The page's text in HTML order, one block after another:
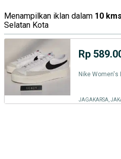
Menampilkan iklan dalam 10 kms
Selatan Kota
Rp
JAGAKARSA,